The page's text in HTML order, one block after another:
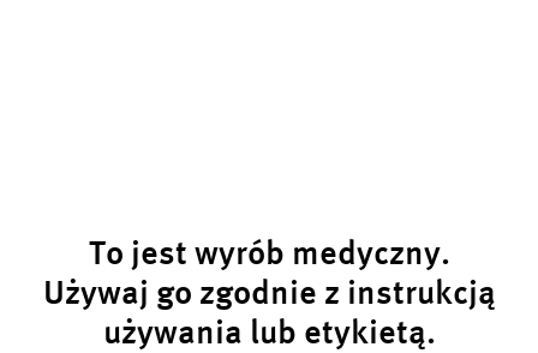
To jest wyrób medyczny.
Używaj go zgodnie z instrukcją
używania lub etykietą.